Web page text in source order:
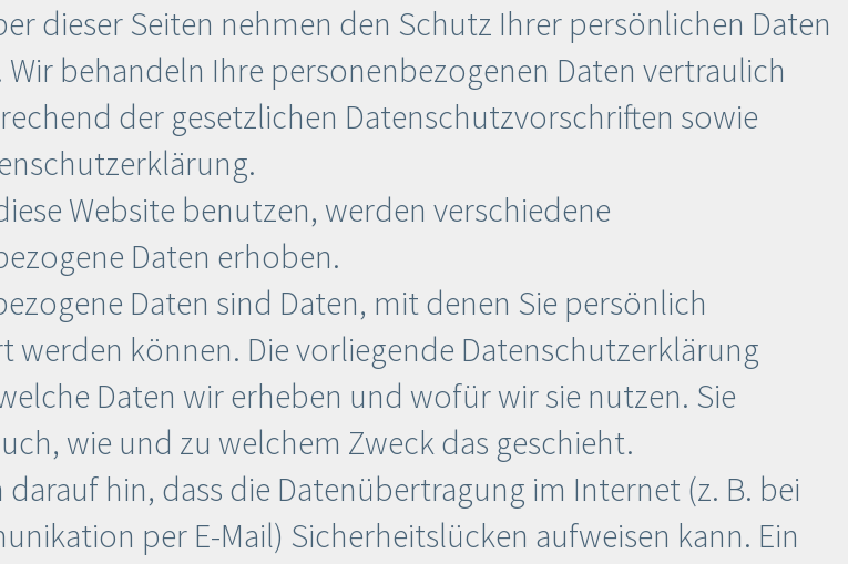
dieser Seiten nehmen den Schutz Ihrer persönlichen Daten
Wir behandeln Ihre personenbezogenen Daten vertraulich
der gesetzlichen Datenschutzvorschriften sowie
Website benutzen, werden verschiedene
Daten erhoben.
Daten sind Daten, mit denen Sie persönlich
werden können. Die vorliegende Datenschutzerklärung
Daten wir erheben und wofür wir sie nutzen. Sie
wie und zu welchem Zweck das geschieht.
darauf hin, dass die Datenübertragung im Internet (z. B. bei
per E-Mail) Sicherheitslücken aufweisen kann. Ein